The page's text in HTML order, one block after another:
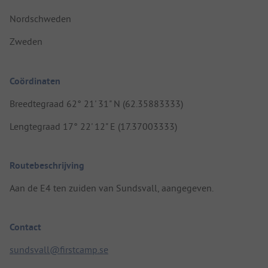
Nordschweden
Zweden
Coördinaten
Breedtegraad 62° 21' 31" N (62.35883333)
Lengtegraad 17° 22' 12" E (17.37003333)
Routebeschrijving
Aan de E4 ten zuiden van Sundsvall, aangegeven.
Contact
sundsvall@firstcamp.se